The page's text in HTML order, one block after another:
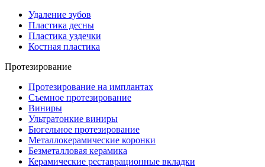
Удаление зубов
Пластика десны
Пластика уздечки
Костная пластика
Протезирование
Протезирование на имплантах
Съемное протезирование
Виниры
Ультратонкие виниры
Бюгельное протезирование
Металлокерамические коронки
Безметалловая керамика
Керамические реставрационные вкладки